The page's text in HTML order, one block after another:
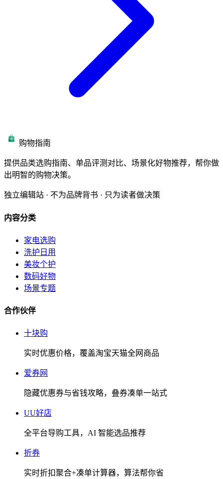
购物指南
提供品类选购指南、单品评测对比、场景化好物推荐，帮你做
出明智的购物决策。
独立编辑站 · 不为品牌背书 · 只为读者做决策
内容分类
家电选购
洗护日用
美妆个护
数码好物
场景专题
合作伙伴
十块购
实时优惠价格，覆盖淘宝天猫全网商品
爱券网
隐藏优惠券与省钱攻略，叠券凑单一站式
UU好店
全平台导购工具，AI 智能选品推荐
折券
实时折扣聚合+凑单计算器，算法帮你省